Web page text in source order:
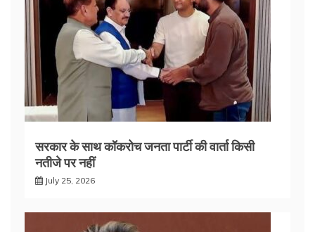
सरकार के साथ कॉकरोच जनता पार्टी की वार्ता किसी
नतीजे पर नहीं
July 25, 2026